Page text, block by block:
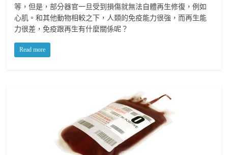
等，但是，部分器官一旦受到損傷就無法自體再生修復，例如
心肌。和其他動物相較之下，人類的免疫能力很強，而再生能
力很差，免疫跟再生有什麼關係呢？
Read more